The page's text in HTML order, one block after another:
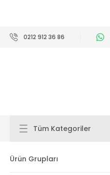
0212 912 36 86
Tüm Kategoriler
Ürün Grupları